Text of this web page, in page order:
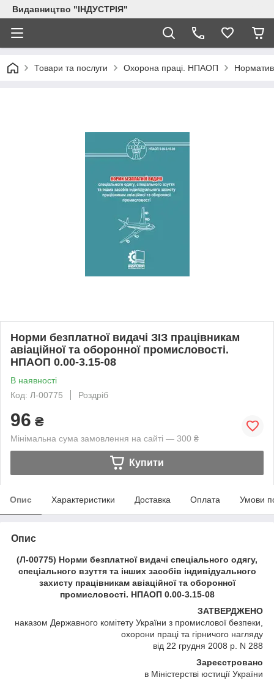
Видавництво "ІНДУСТРІЯ"
Товари та послуги Охорона праці. НПАОП
Норми безплатної видачі ЗІЗ працівникам
авіаційної та оборонної промисловості.
НПАОП 0.00-3.15-08
В наявності
Код: Л-00775
Роздріб
96 ₴
Мінімальна сума замовлення на сайті — 300 ₴
Купити
Опис Характеристики Доставка Оплата Умови
Опис
(Л-00775) Норми безплатної видачі спеціального одягу,
спеціального взуття та інших засобів індивідуального
захисту працівникам авіаційної та оборонної
промисловості. НПАОП 0.00-3.15-08
ЗАТВЕРДЖЕНО
наказом Державного комітету України з промислової безпеки,
охорони праці та гірничого нагляду
від 22 грудня 2008 р. N 288
Зареєстровано
в Міністерстві юстиції України